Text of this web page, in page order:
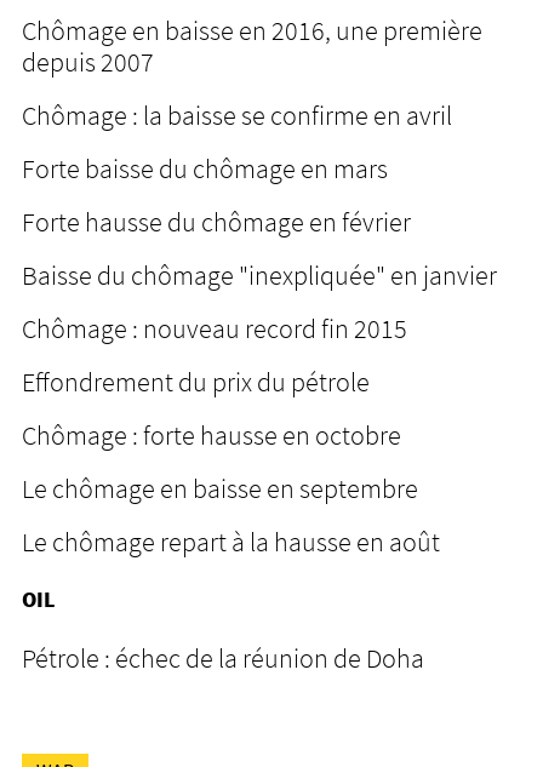
Chômage en baisse en 2016, une première
depuis 2007
Chômage : la baisse se confirme en avril
Forte baisse du chômage en mars
Forte hausse du chômage en février
Baisse du chômage "inexpliquée" en janvier
Chômage : nouveau record fin 2015
Effondrement du prix du pétrole
Chômage : forte hausse en octobre
Le chômage en baisse en septembre
Le chômage repart à la hausse en août
OIL
Pétrole : échec de la réunion de Doha